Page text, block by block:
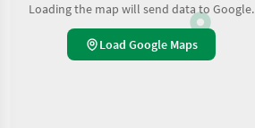
Loading the map will send data to Google.
Load Google Maps